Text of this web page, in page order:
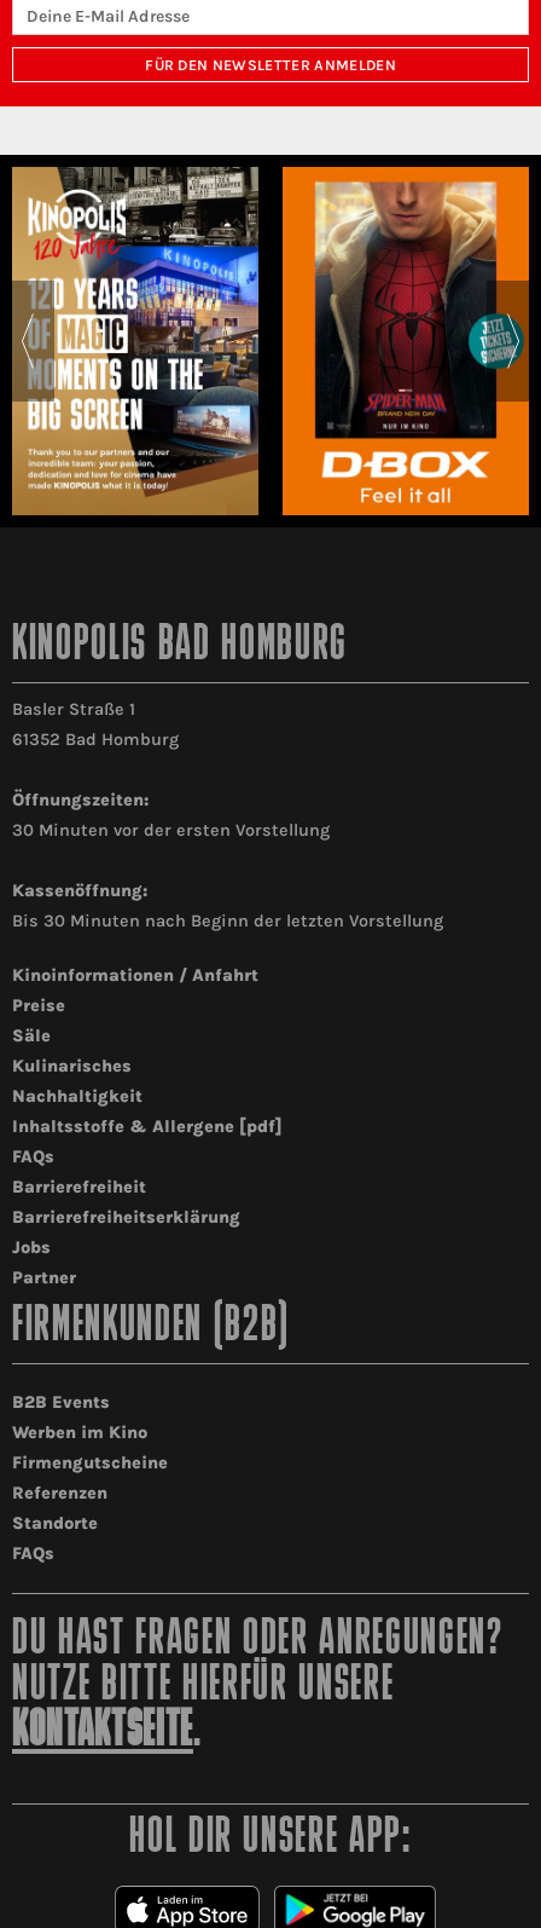
FÜR DEN NEWSLETTER ANMELDEN
KINOPOLIS BAD HOMBURG
Basler Straße 1
61352 Bad Homburg
Öffnungszeiten:
30 Minuten vor der ersten Vorstellung
Kassenöffnung:
Bis 30 Minuten nach Beginn der letzten Vorstellung
Kinoinformationen / Anfahrt
Preise
Säle
Kulinarisches
Nachhaltigkeit
Inhaltsstoffe & Allergene [pdf]
FAQs
Barrierefreiheit
Barrierefreiheitserklärung
Jobs
Partner
FIRMENKUNDEN (B2B)
B2B Events
Werben im Kino
Firmengutscheine
Referenzen
Standorte
FAQs
DU HAST FRAGEN ODER ANREGUNGEN?
NUTZE BITTE HIERFÜR UNSERE
KONTAKTSEITE.
HOL DIR UNSERE APP: